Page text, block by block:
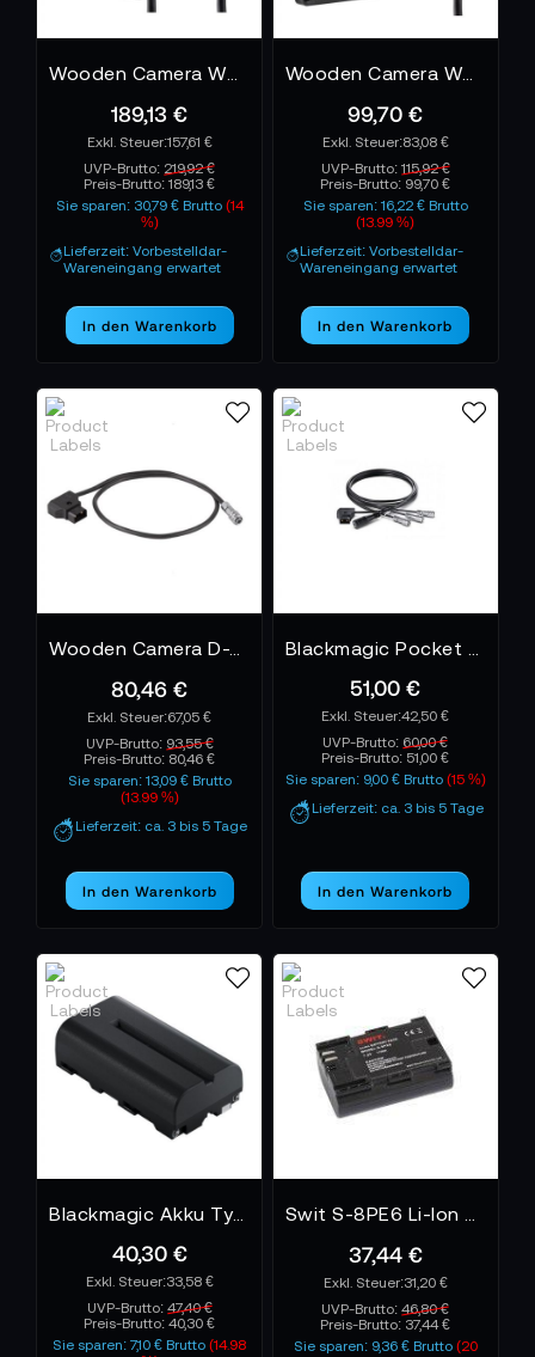
189,13 €
157,61 €
UVP-Brutto: 219,92 €
Preis-Brutto:189,13 €
Sie sparen: 30,79 € Brutto (14
%)
Lieferzeit: Vorbestelldar-
Wareneingang erwartet
In den Warenkorb
99,70 €
83,08 €
UVP-Brutto: 115,92 €
Preis-Brutto: 99,70 €
Sie sparen: 16,22 € Brutto
(13.99 %)
Lieferzeit: Vorbestelldar-
Wareneingang erwartet
In den Warenkorb
80,46 €
67,05 €
UVP-Brutto: 93,55 €
Preis-Brutto: 80,46 €
Sie sparen: 13,09 € Brutto
(13.99 %)
Lieferzeit: ca. 3 bis 5 Tage
In den Warenkorb
51,00 €
42,50 €
UVP-Brutto: 60,00 €
Preis-Brutto: 51,00 €
Sie sparen: 9,00 € Brutto (15 %)
Lieferzeit: ca. 3 bis 5 Tage
In den Warenkorb
Blackmagic Akku Typ NP-F570
40,30 €
33,58 €
UVP-Brutto: 47,40 €
Preis-Brutto:40,30 €
Sie sparen: 7,10 € Brutto(14.98
37,44 €
31,20 €
UVP-Brutto:46,80 €
Preis-Brutto: 37,44 €
Sie sparen: 9,36 € Brutto (20